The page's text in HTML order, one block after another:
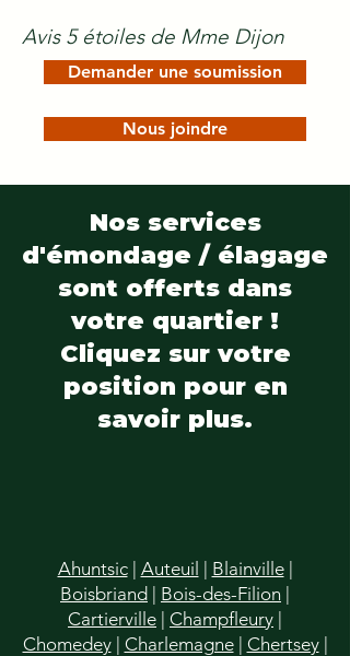
Avis 5 étoiles de Mme Dijon
Demander une soumission
Nous joindre
Nos services
d'émondage / élagage
sont offerts dans
votre quartier !
Cliquez sur votre
position pour en
savoir plus.
Ahuntsic| Auteuil | Blainville|
Boisbriand | Bois-des-Filion |
Cartierville | Champfleury |
Chomedey| Charlemagne| Chertsey|